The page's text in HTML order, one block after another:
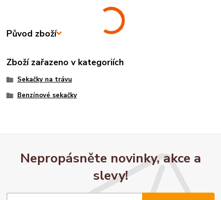
Původ zboží
Zboží zařazeno v kategoriích
Sekačky na trávu
Benzínové sekačky
Nepropásněte novinky, akce a
slevy!